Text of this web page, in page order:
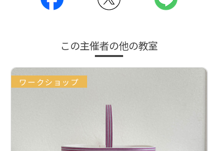
この主催者の他の教室
ワークショップ